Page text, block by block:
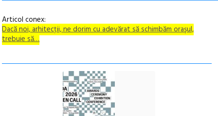
Articol conex:
Dacă noi, arhitecţii, ne dorim cu adevărat să schimbăm oraşul,
trebuie să…